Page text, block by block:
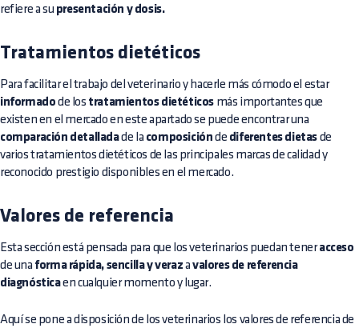
refiere a su presentación y dosis.
Tratamientos dietéticos
Para facilitar el trabajo del veterinario y hacerle más cómodo el estar
informado de los tratamientos dietéticos más importantes que
existen en el mercado en este apartado se puede encontrar una
comparación detalladade la composición de diferentes dietas de
varios tratamientos dietéticos de las principales marcas de calidad y
reconocido prestigio disponibles en el mercado.
Valores de referencia
Esta sección está pensada para que los veterinarios puedan teneracceso
de una forma rápida, sencilla y veraz avalores de referencia
diagnósticaen cualquier momento y lugar.
Aquí se pone a disposición de los veterinarios los valores de referencia de